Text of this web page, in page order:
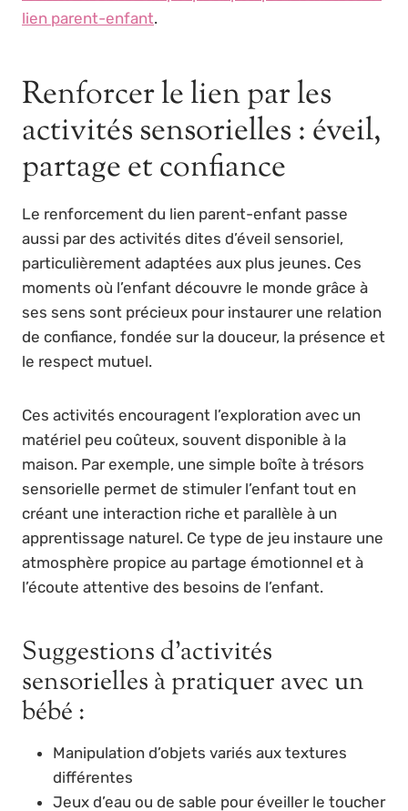
lien parent-enfant.
Renforcer le lien par les
activités sensorielles : éveil,
partage et confiance
Le renforcement du lien parent-enfant passe
aussi par des activités dites d’éveil sensoriel,
particulièrement adaptées aux plus jeunes. Ces
moments où l’enfant découvre le monde grâce à
ses sens sont précieux pour instaurer une relation
de confiance, fondée sur la douceur, la présence et
le respect mutuel.
Ces activités encouragent l’exploration avec un
matériel peu coûteux, souvent disponible à la
maison. Par exemple, une simple boîte à trésors
sensorielle permet de stimuler l’enfant tout en
créant une interaction riche et parallèle à un
apprentissage naturel. Ce type de jeu instaure une
atmosphère propice au partage émotionnel et à
l’écoute attentive des besoins de l’enfant.
Suggestions d’activités
sensorielles à pratiquer avec un
bébé :
Manipulation d’objets variés aux textures
différentes
Jeux d’eau ou de sable pour éveiller le toucher